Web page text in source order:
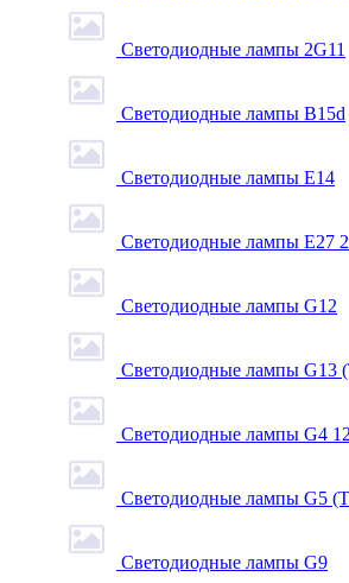
Светодиодные лампы 2G11
Светодиодные лампы B15d
Светодиодные лампы E14
Светодиодные лампы E27
Светодиодные лампы G12
Светодиодные лампы G13
Светодиодные лампы G4
Светодиодные лампы G5
Светодиодные лампы G9